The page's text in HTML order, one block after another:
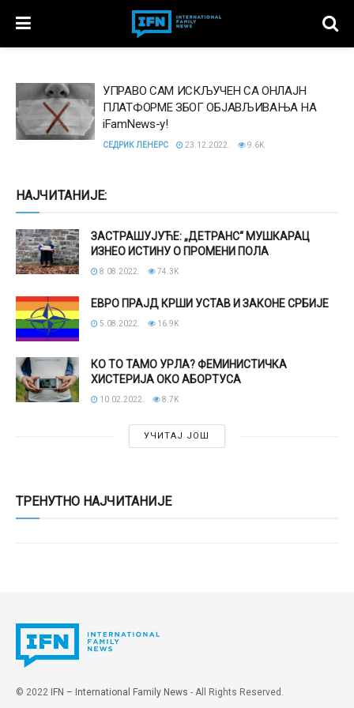
УПРАВО САМ ИСКЉУЧЕН СА ОНЛАЈН
ПЛАТФОРМЕ ЗБОГ ОБЈАВЉИВАЊА НА
iFamNews-у!
СЕДРИК ЛЕНЕРС 23.12.2022. 9.6K
НАЈЧИТАНИЈЕ:
ЗАСТРАШУЈУЋЕ: „ДЕТРАНС“ МУШКАРАЦ
ИЗНЕО ИСТИНУ О ПРОМЕНИ ПОЛА
8.08.2022. 74.3K
ЕВРО ПРАЈД КРШИ УСТАВ И ЗАКОНЕ СРБИЈЕ
5.08.2022. 16.9K
КО ТО ТАМО УРЛА? ФЕМИНИСТИЧКА
ХИСТЕРИЈА ОКО АБОРТУСА
10.02.2022. 8.7K
УЧИТАЈ ЈОШ
ТРЕНУТНО НАЈЧИТАНИЈЕ
© 2022 IFN – International Family News - All Rights Reserved.